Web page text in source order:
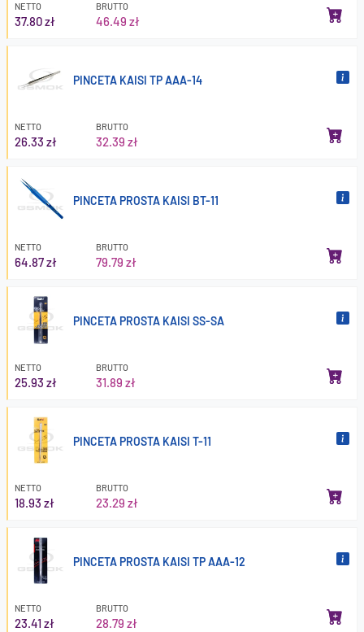
NETTO
37.80 zł
BRUTTO
46.49 zł
PINCETA KAISI TP AAA-14
NETTO
26.33 zł
BRUTTO
32.39 zł
PINCETA PROSTA KAISI BT-11
NETTO
64.87 zł
BRUTTO
79.79 zł
PINCETA PROSTA KAISI SS-SA
NETTO
25.93 zł
BRUTTO
31.89 zł
PINCETA PROSTA KAISI T-11
NETTO
18.93 zł
BRUTTO
23.29 zł
PINCETA PROSTA KAISI TP AAA-12
NETTO
23.41 zł
BRUTTO
28.79 zł